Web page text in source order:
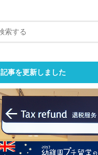
記事を更新しました